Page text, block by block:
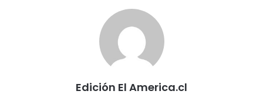
Edición El America.cl